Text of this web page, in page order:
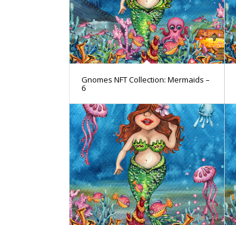
Gnomes NFT Collection: Mermaids –
6